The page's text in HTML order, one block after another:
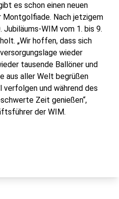
es schon einen neuen
Montgolfiade. Nach jetzigem
Jubiläums-WIM vom 1. bis 9.
„Wir hoffen, dass sich
wieder
tausende Ballöner und
aus aller Welt begrüßen
und während des
Zeit genießen“,
der WIM.